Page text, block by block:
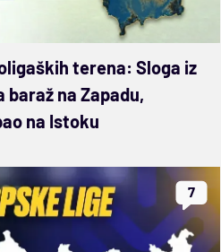
terena: Sloga iz
baraž na Zapadu,
na Istoku
7